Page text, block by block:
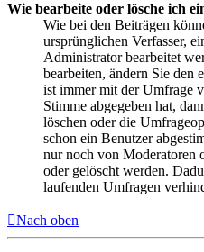
Wie bearbeite oder lösche ich
Wie bei den Beiträgen
ursprünglichen Verfasser,
Administrator bearbeitet
bearbeiten, ändern Sie den
ist immer mit der Umfrage
Stimme abgegeben hat,
löschen oder die
schon ein Benutzer
nur noch von Moderatoren
oder gelöscht werden.
laufenden Umfragen
Nach oben